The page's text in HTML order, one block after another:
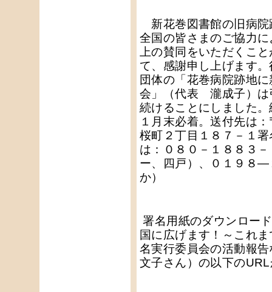
新花巻図書館の旧病院
全国の皆さまのご協力
上の賛同をいただくこ
て、感謝申し上げます
団体の「花巻病院跡地
会」（代表 瀧成子）は
続けることにしました
１月末必着。送付先は
桜町２丁目１８７－１
は：０８０－１８８３
ー、四戸）、０１９８―
か）
署名用紙のダウンロー
国に広げます！～これ
名実行委員会の活動報
文子さん）の以下の